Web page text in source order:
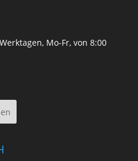
Mo-Fr, von 8:00